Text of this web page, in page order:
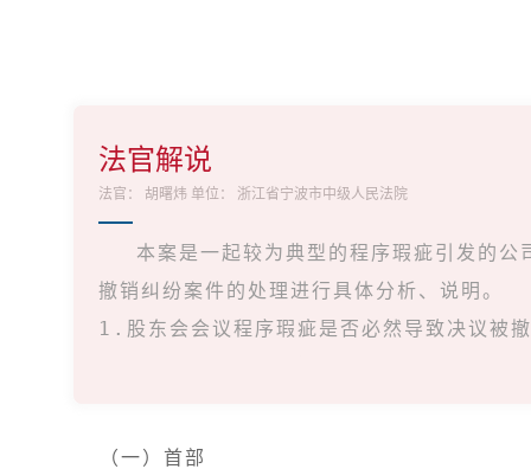
法官解说
法官： 胡曙炜 单位： 浙江省宁波市中级人民法院
本案是一起较为典型的程序瑕疵引发的
撤销纠纷案件的处理进行具体分析、说明。
1.股东会会议程序瑕疵是否必然导致决议被
（一）首部